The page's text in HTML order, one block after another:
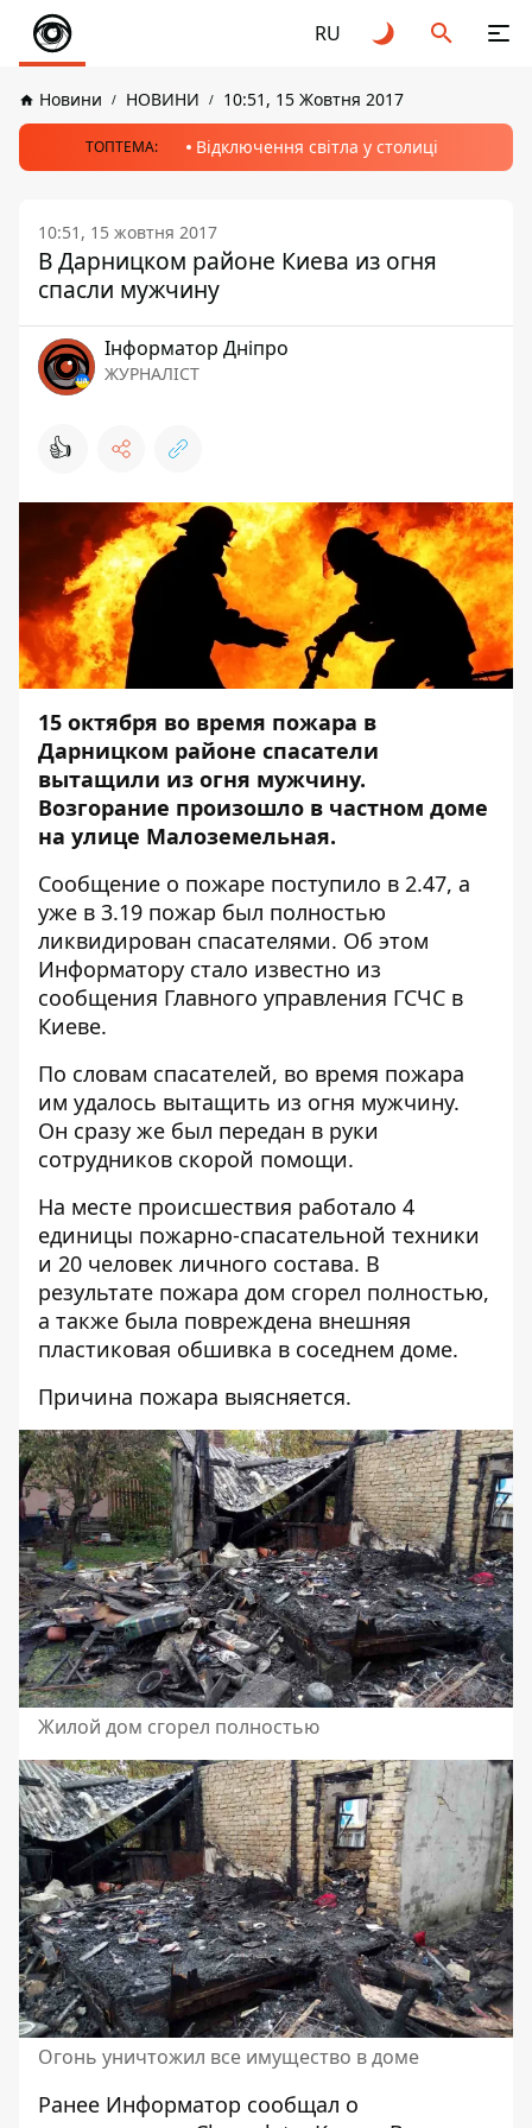
RU
Новини НОВИНИ 10:51, 15 Жовтня 2017
ТОПТЕМА: Відключення світла у столиці
10:51, 15 жовтня 2017
В Дарницком районе Киева из огня
спасли мужчину
Інформатор Дніпро
ЖУРНАЛІСТ
👍
15 октября во время пожара в
Дарницком районе спасатели
вытащили из огня мужчину.
Возгорание произошло в частном доме
на улице Малоземельная.
Сообщение о пожаре поступило в 2.47, а
уже в 3.19 пожар был полностью
ликвидирован спасателями. Об этом
Информатору стало известно из
сообщения Главного управления ГСЧС в
Киеве.
По словам спасателей, во время пожара
им удалось вытащить из огня мужчину.
Он сразу же был передан в руки
сотрудников скорой помощи.
На месте происшествия работало 4
единицы пожарно-спасательной техники
и 20 человек личного состава. В
результате пожара дом сгорел полностью,
а также была повреждена внешняя
пластиковая обшивка в соседнем доме.
Причина пожара выясняется.
Жилой дом сгорел полностью
Огонь уничтожил все имущество в доме
Ранее Информатор сообщал о